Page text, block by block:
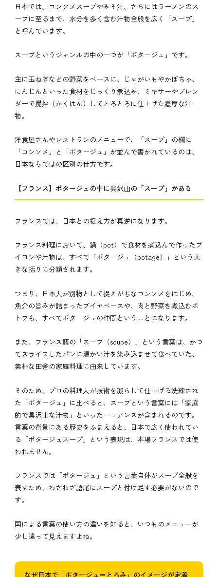
日本では、コンソメスープやみそ汁、さらにはラーメンのス
ープに至るまで、水分を多く含む汁物全般を広く「スープ」
と呼んでいます。
スープというジャンルの中の一つが「ポタージュ」です。
主に玉ねぎなどの野菜をベースに、じゃがいもやかぼちゃ、
にんじんといった食材をじっくり煮込み、ミキサーやブレン
ダーで攪拌（かくはん）してとろとろに仕上げた濃厚な汁
物。
洋食屋さんやレストランのメニューで、「スープ」の欄に
「コンソメ」と「ポタージュ」が並んで書かれているのは、
日本ならではの区別の仕方です。
【フランス】ポタージュの中に具沢山の「スープ」がある
フランスでは、日本との捉え方が真逆になります。
フランス料理において、鍋（pot）で食材を煮込んで作ったブ
イヨンや汁物は、すべて「ポタージュ（potage）」という大
きな括りに分類されます。
つまり、日本人が別物として捉えがちなコンソメをはじめ、
魚介の旨みが詰まったブイヤベースや、肉と野菜を煮込むポ
トフも、すべてポタージュの仲間ということになります。
また、フランス語の「スープ（soupe）」という言葉は、かつ
てスライスしたパンに温かい汁を染み込ませて食べていた、
素朴な田舎の家庭料理に由来しています。
そのため、プロの料理人が技術を凝らして仕上げる洗練され
た「ポタージュ」に比べると、スープという言葉には「家庭
的で具沢山な汁物」といったニュアンスが含まれるのです。
言葉の背景にある歴史をふまえると、日本で広く使われてい
る「ポタージュスープ」という表現は、本場フランスでは使
われません。
フランスでは「ポタージュ」という言葉自体がスープ全般を
表すため、わざわざ語尾にスープと付け足す必要がないので
す。
国による言葉の使い方の違いを知ると、いつものメニューが
少し違って見えますよね。
なぜ日本で「ポタージュ＝とろみ」のイメージが定着